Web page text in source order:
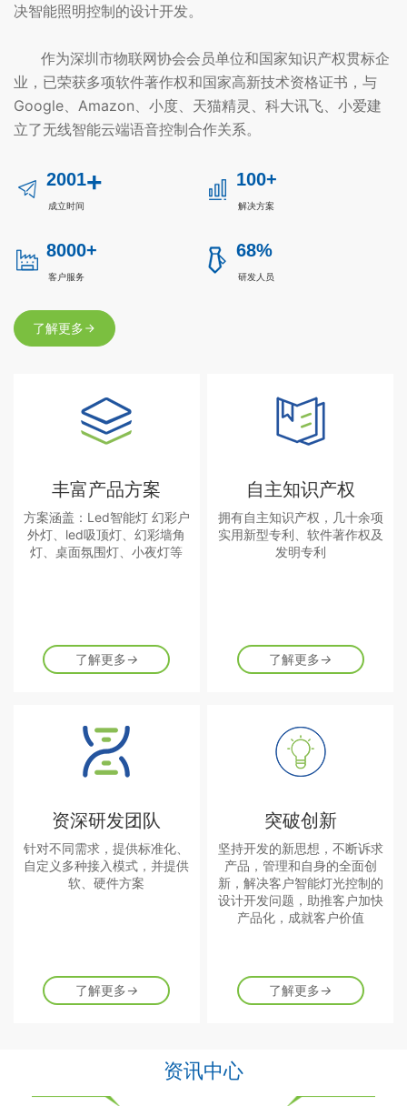
决智能照明控制的设计开发。
作为深圳市物联网协会会员单位和国家知识产权贯标企
业，已荣获多项软件著作权和国家高新技术资格证书，与
Google、Amazon、小度、天猫精灵、科大讯飞、小爱建
立了无线智能云端语音控制合作关系。
2001+
成立时间
100+
解决方案
8000+
客户服务
68%
研发人员
了解更多
丰富产品方案
方案涵盖：Led智能灯 幻彩户
外灯、led吸顶灯、幻彩墙角
灯、桌面氛围灯、小夜灯等
了解更多→
自主知识产权
拥有自主知识产权，几十余项
实用新型专利、软件著作权及
发明专利
了解更多→
资深研发团队
针对不同需求，提供标准化、
自定义多种接入模式，并提供
软、硬件方案
了解更多→
突破创新
坚持开发的新思想，不断诉求
产品，管理和自身的全面创
新，解决客户智能灯光控制的
设计开发问题，助推客户加快
产品化，成就客户价值
了解更多→
资讯中心